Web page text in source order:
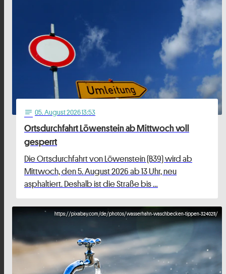
notes 05. August 2026 13:53
Ortsdurchfahrt Löwenstein ab Mittwoch voll
gesperrt
Die Ortsdurchfahrt von Löwenstein (B39) wird ab
Mittwoch, den 5. August 2026 ab 13 Uhr, neu
asphaltiert. Deshalb ist die Straße bis …
https://pixabay.com/de/photos/wasserhahn-waschbecken-tippen-3240211/